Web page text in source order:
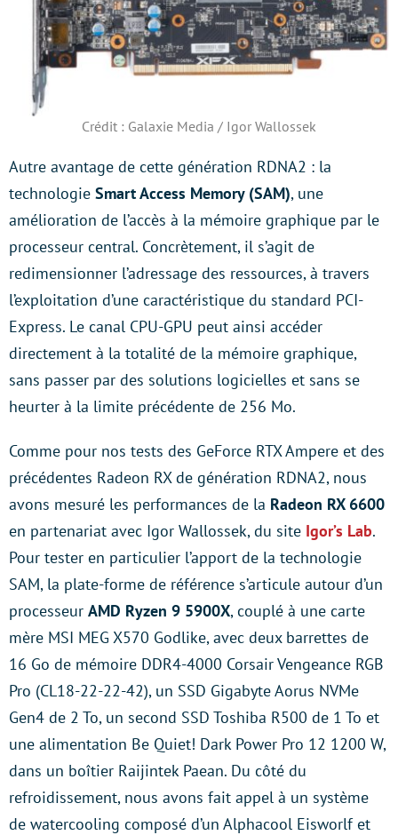
Crédit : Galaxie Media / Igor Wallossek
Autre avantage de cette génération RDNA2 : la
technologie Smart Access Memory (SAM), une
amélioration de l’accès à la mémoire graphique par le
processeur central. Concrètement, il s’agit de
redimensionner l’adressage des ressources, à travers
l’exploitation d’une caractéristique du standard PCI-
Express. Le canal CPU-GPU peut ainsi accéder
directement à la totalité de la mémoire graphique,
sans passer par des solutions logicielles et sans se
heurter à la limite précédente de 256 Mo.
Comme pour nos tests des GeForce RTX Ampere et des
précédentes Radeon RX de génération RDNA2, nous
avons mesuré les performances de la Radeon RX 6600
en partenariat avec Igor Wallossek, du site Igor’s Lab.
Pour tester en particulier l’apport de la technologie
SAM, la plate-forme de référence s’articule autour d’un
processeur AMD Ryzen 9 5900X, couplé à une carte
mère MSI MEG X570 Godlike, avec deux barrettes de
16 Go de mémoire DDR4-4000 Corsair Vengeance RGB
Pro (CL18-22-22-42), un SSD Gigabyte Aorus NVMe
Gen4 de 2 To, un second SSD Toshiba R500 de 1 To et
une alimentation Be Quiet! Dark Power Pro 12 1200 W,
dans un boîtier Raijintek Paean. Du côté du
refroidissement, nous avons fait appel à un système
de watercooling composé d’un Alphacool Eisworlf et